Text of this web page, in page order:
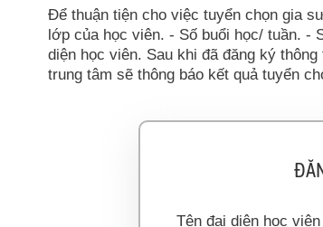
Để thuận tiện cho việc tuyển chọn gia
lớp của học viên. - Số buổi học/ tuần. -
diện học viên. Sau khi đã đăng ký
trung tâm sẽ thông báo kết quả tuyển
Tên đại diện học viên